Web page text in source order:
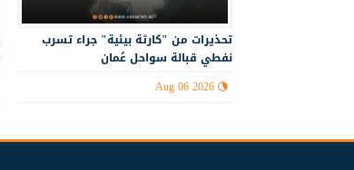
تحذيرات من "كارثة بيئية" جراء تسرب
نفطي قبالة سواحل عُمان
Aug 06 2026